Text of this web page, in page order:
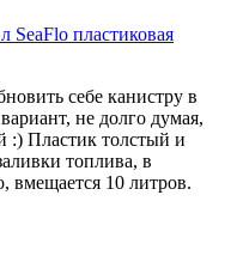
SeaFlo пластиковая
себе канистру в
не долго думая,
:) Пластик толстый и
топлива, в
вмещается 10 литров.